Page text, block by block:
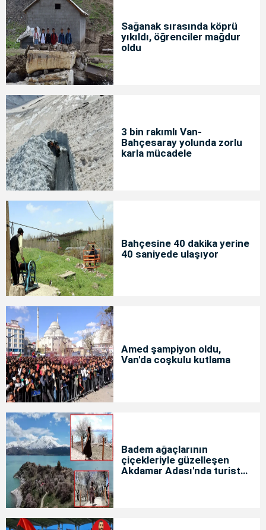
Sağanak sırasında köprü
yıkıldı, öğrenciler mağdur
oldu
3 bin rakımlı Van-
Bahçesaray yolunda zorlu
karla mücadele
Bahçesine 40 dakika yerine
40 saniyede ulaşıyor
Amed şampiyon oldu,
Van'da coşkulu kutlama
Badem ağaçlarının
çiçekleriyle güzelleşen
Akdamar Adası'nda turist